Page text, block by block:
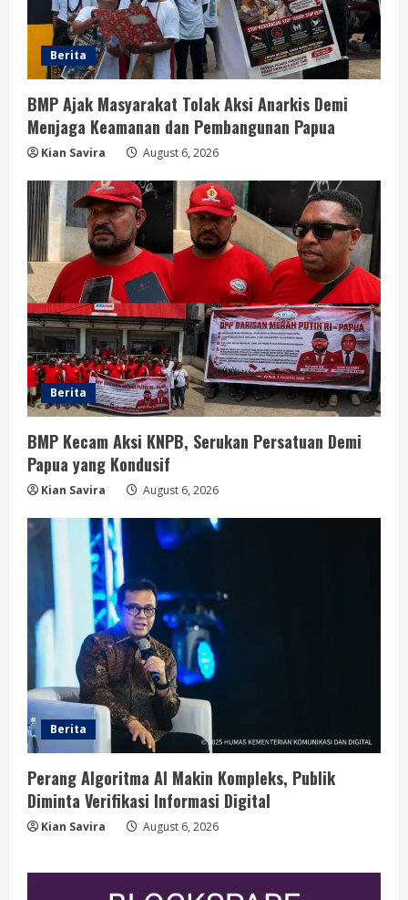
Berita
BMP Ajak Masyarakat Tolak Aksi Anarkis Demi
Menjaga Keamanan dan Pembangunan Papua
Kian Savira August 6, 2026
Berita
BMP Kecam Aksi KNPB, Serukan Persatuan Demi
Papua yang Kondusif
Kian Savira August 6, 2026
Berita
Perang Algoritma AI Makin Kompleks, Publik
Diminta Verifikasi Informasi Digital
Kian Savira August 6, 2026